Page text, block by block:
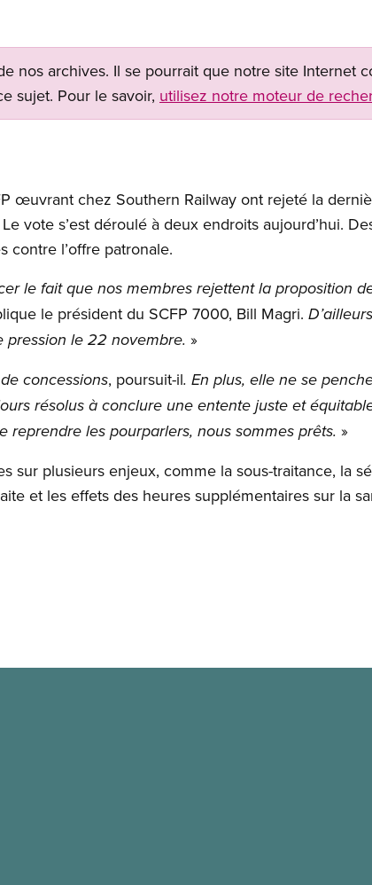
nos archives. Il se pourrait que notre site Internet
sujet. Pour le savoir, utilisez notre moteur de
œuvrant chez Southern Railway ont rejeté la
vote s’est déroulé à deux endroits aujourd’hui.
contre l’offre patronale.
le fait que nos membres rejettent la proposition
le président du SCFP 7000, Bill Magri.
pression le 22 novembre. »
concessions, poursuit-il. En plus, elle ne se
résolus à conclure une entente juste et
reprendre les pourparlers, nous sommes prêts. »
sur plusieurs enjeux, comme la sous-traitance, la
et les effets des heures supplémentaires sur la